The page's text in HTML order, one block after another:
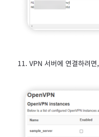
VPN 서버에 연결하려면,